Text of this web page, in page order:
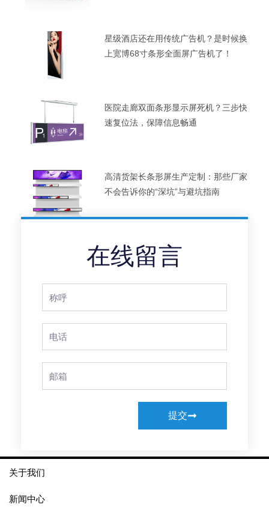
星级酒店还在用传统广告机？是时候换
上宽博68寸条形全面屏广告机了！
医院走廊双面条形显示屏死机？三步快
速复位法，保障信息畅通
高清货架长条形屏生产定制：那些厂家
不会告诉你的“深坑”与避坑指南
在线留言
Name
Phone
Email
提交
关于我们
新闻中心